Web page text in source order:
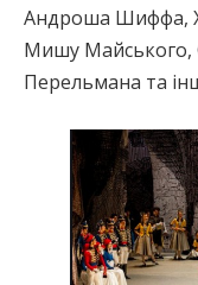
Андроша Шиффа,
Мишу Майського,
Перельмана та